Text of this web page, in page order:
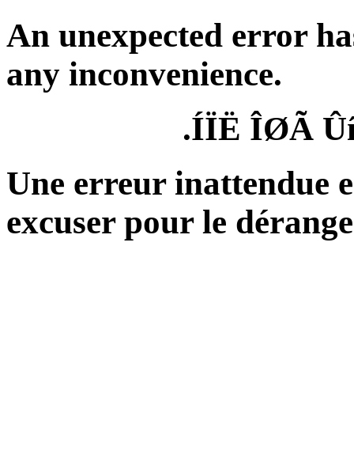
An unexpected error
any inconvenience.
ÍÏË ÎØÃ
Une erreur inattendue
excuser pour le